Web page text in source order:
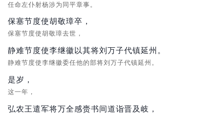
任命左仆射杨涉为同平章事。
保塞节度使胡敬璋卒，
保塞节度使胡敬璋去世，
静难节度使李继徽以其将刘万子代镇延州。
静难节度使李继徽委任他的部将刘万子代镇延州。
是岁，
这一年，
弘农王遣军将万全感赍书间道诣晋及岐，